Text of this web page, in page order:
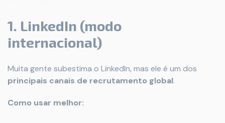
1. LinkedIn (modo
internacional)
Muita gente subestima o LinkedIn, mas ele é um dos
principais canais de recrutamento global.
Como usar melhor: